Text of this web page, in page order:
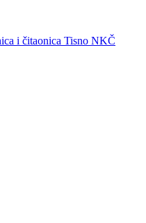
i čitaonica Tisno NKČ